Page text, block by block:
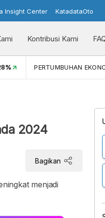
Insight Center KatadataOto
Kontribusi Kami
PERTUMBUHAN
2024
Bagikan
menjadi